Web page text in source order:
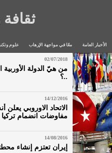
ثقافة
الأخبار العامة معًا في مواجهة الإرهاب علوم
02/07/2018
من هيّ الدولة الأوربية
..؟
14/12/2016
الاتحاد الاوروبي
مفاوضات انضمام تركيا
14/08/2016
إيران تعتزم إنشاء محطتين